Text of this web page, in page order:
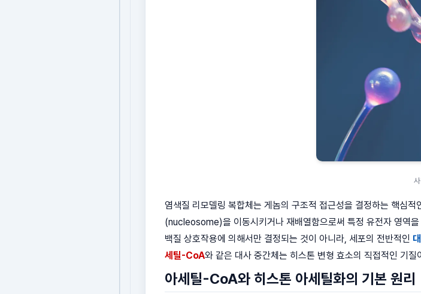
염색질 리모델링 복합체는 게놈의 구조적 접근성을 결정하는 핵심
(nucleosome)을 이동시키거나 재배열함으로써 특정 유전자 영역
백질 상호작용에 의해서만 결정되는 것이 아니라, 세포의 전반적인
세틸-CoA와 같은 대사 중간체는 히스톤 변형 효소의 직접적인 기
아세틸-CoA와 히스톤 아세틸화의 기본 원리